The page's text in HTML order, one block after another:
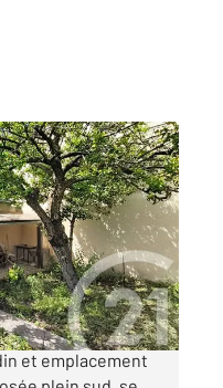
située sur un
et emplacement